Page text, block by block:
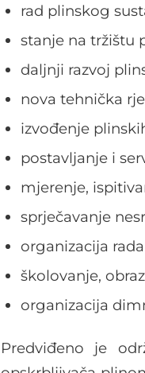
rad plinskog
stanje na tržištu
daljnji razvoj
nova tehnička
izvođenje
postavljanje i
mjerenje,
sprječavanje
organizacija
školovanje,
organizacija
Predviđeno je